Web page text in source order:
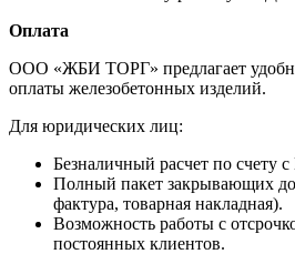
Оплата
ООО «ЖБИ ТОРГ» предлагает
оплаты железобетонных изделий.
Для юридических лиц:
Безналичный расчет по счету
Полный пакет закрывающих
фактура, товарная накладная).
Возможность работы с
постоянных клиентов.